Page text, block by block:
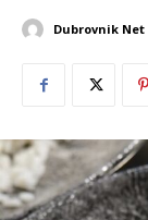
Dubrovnik Net